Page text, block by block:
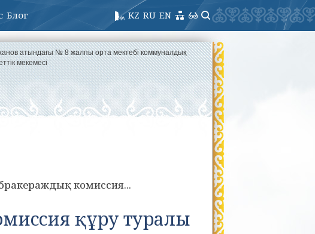
Блог EN
RU
KZ
атындағы № 8 жалпы орта мектебі коммуналдық
мекемесі
комиссия...
құру туралы